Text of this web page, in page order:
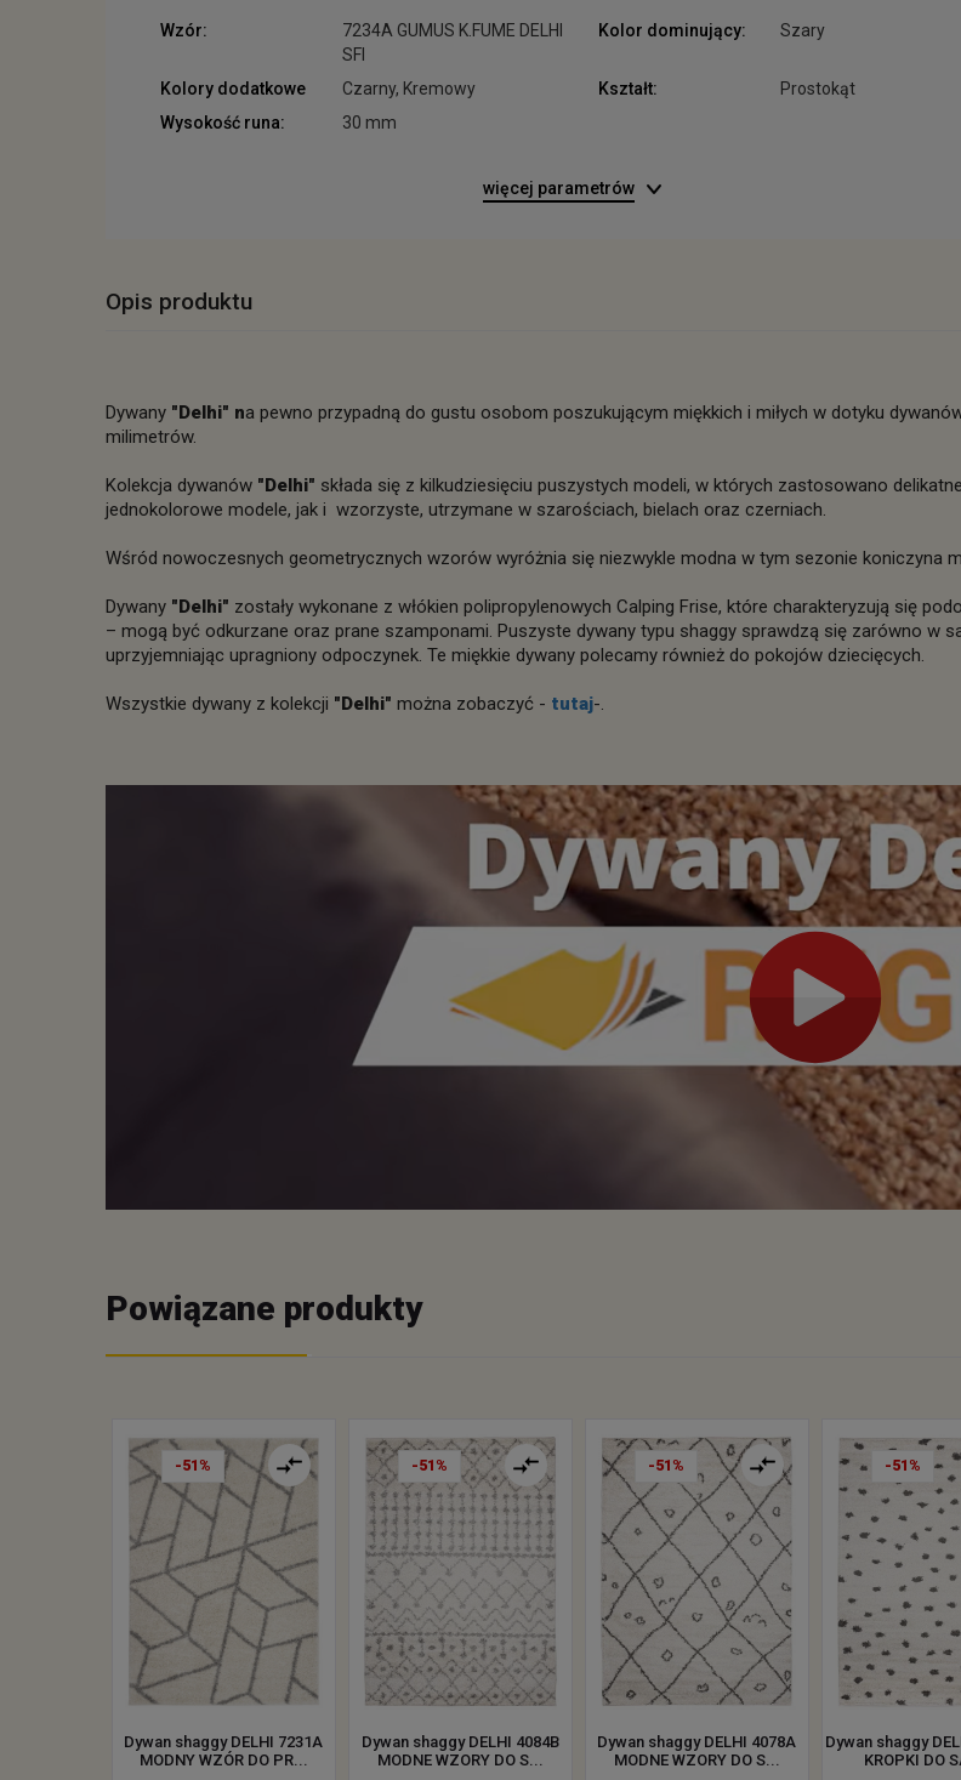
Wzór:
7234A GUMUS K.FUME DELHI
SFI
Kolor dominujący: Szary
Kolory dodatkowe Czarny, Kremowy Kształt:
Prostokąt
Wysokość runa:
30 mm
więcej parametrów
Opis produktu
Dywany "Delhi" na pewno przypadną do gustu osobom poszukującym miękkich i miłych w dotyku
milimetrów.
Kolekcja dywanów "Delhi" składa się z kilkudziesięciu puszystych modeli, w których zastosowano
jednokolorowe modele, jak i wzorzyste, utrzymane w szarościach, bielach oraz czerniach.
Wśród nowoczesnych geometrycznych wzorów wyróżnia się niezwykle modna w tym sezonie koniczyna
Dywany "Delhi" zostały wykonane z włókien polipropylenowych Calping Frise, które charakteryzują się
– mogą być odkurzane oraz prane szamponami. Puszyste dywany typu shaggy sprawdzą się zarówno w
uprzyjemniając upragniony odpoczynek. Te miękkie dywany polecamy również do pokojów dziecięcych.
Wszystkie dywany z kolekcji "Delhi" można zobaczyć - tutaj-.
Powiązane produkty
-51%
Dywan shaggy DELHI 7231A
MODNY WZÓR DO PR...
-51%
Dywan shaggy DELHI 4084B
MODNE WZORY DO S...
-51%
Dywan shaggy DELHI 4078A
MODNE WZORY DO S...
-51%
Dywan shaggy
KROPKI DO